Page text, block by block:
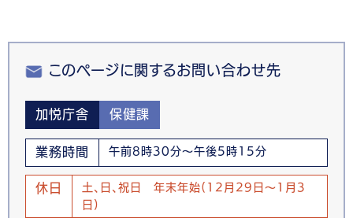
このページに関するお問い合わせ先
加悦庁舎 保健課
業務時間 午前8時30分～午後5時15分
休日
土、日、祝日 年末年始(12月29日～1月3
日)